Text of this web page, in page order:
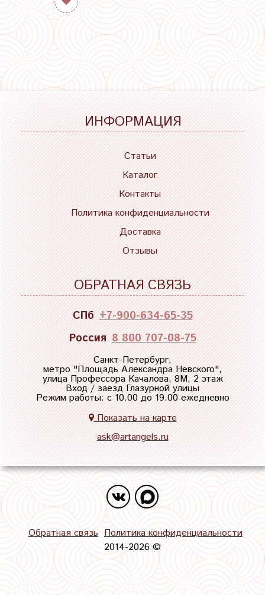
ИНФОРМАЦИЯ
Статьи
Каталог
Контакты
Политика конфиденциальности
Доставка
Отзывы
ОБРАТНАЯ СВЯЗЬ
СПб +7-900-634-65-35
Россия 8 800 707-08-75
Санкт-Петербург,
метро "Площадь Александра Невского",
улица Профессора Качалова, 8М, 2 этаж
Вход / заезд Глазурной улицы
Режим работы: с 10.00 до 19.00 ежедневно
Показать на карте
ask@artangels.ru
Обратная связь Политика конфиденциальности
2014-2026 ©